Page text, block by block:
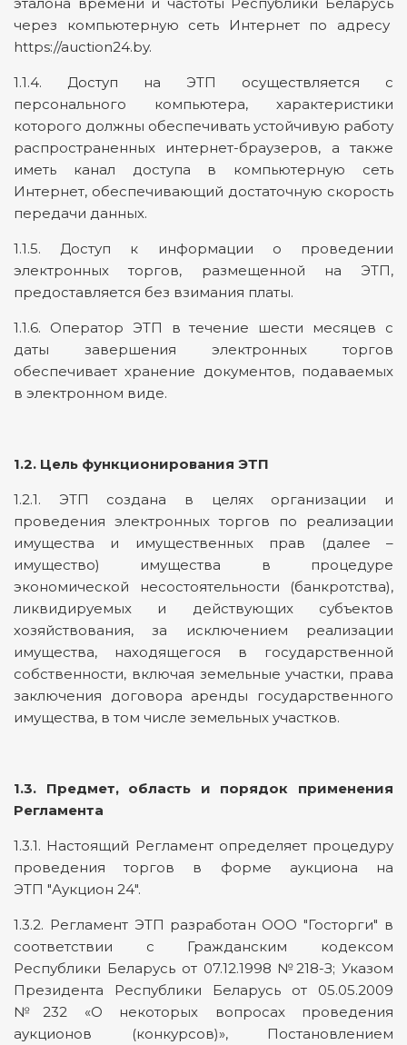
через компьютерную сеть Интернет по адресу
https://auction24.by.
1.1.4. Доступ на ЭТП осуществляется с
персонального компьютера, характеристики
которого должны обеспечивать устойчивую работу
распространенных интернет-браузеров, а также
иметь канал доступа в компьютерную сеть
Интернет, обеспечивающий достаточную скорость
передачи данных.
1.1.5. Доступ к информации о проведении
электронных торгов, размещенной на ЭТП,
предоставляется без взимания платы.
1.1.6. Оператор ЭТП в течение шести месяцев с
даты завершения электронных торгов
обеспечивает хранение документов, подаваемых
в электронном виде.
1.2. Цель функционирования ЭТП
1.2.1. ЭТП создана в целях организации и
проведения электронных торгов по реализации
имущества и имущественных прав (далее –
имущество) имущества в процедуре
экономической несостоятельности (банкротства),
ликвидируемых и действующих субъектов
хозяйствования, за исключением реализации
имущества, находящегося в государственной
собственности, включая земельные участки, права
заключения договора аренды государственного
имущества, в том числе земельных участков.
1.3. Предмет, область и порядок применения
Регламента
1.3.1. Настоящий Регламент определяет процедуру
проведения торгов в форме аукциона на
ЭТП "Аукцион 24".
1.3.2. Регламент ЭТП разработан ООО "Госторги" в
соответствии с Гражданским кодексом
Республики Беларусь от 07.12.1998 №218-З; Указом
Президента Республики Беларусь от 05.05.2009
№232 «О некоторых вопросах проведения
аукционов (конкурсов)», Постановлением